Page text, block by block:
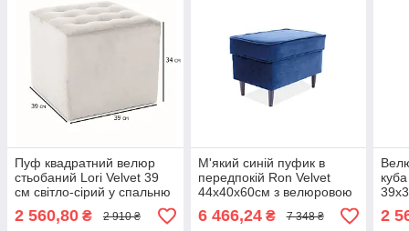
Пуф квадратний велюр
стьобаний Lori Velvet 39
см світло-сірий у спальню
2 560,80 ₴ 2 910 ₴
М'який синій пуфик в
передпокій Ron Velvet
44х40х60см з велюровою
оббивкою на дерев'яних
ніжках
6 466,24₴ 7 348 ₴ 2